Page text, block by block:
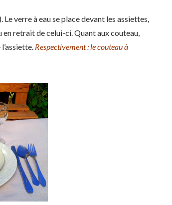
verre à eau se place devant les assiettes,
en retrait de celui-ci. Quant aux couteau,
Respectivement : le couteau à